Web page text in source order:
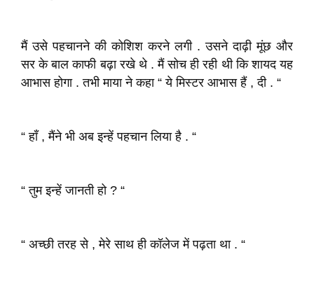
मैं उसे पहचानने की कोशिश करने लगी . उसने दाढ़ी मूंछ और
सर के बाल काफी बढ़ा रखे थे . मैं सोच ही रही थी कि शायद यह
आभास होगा . तभी माया ने कहा “ ये मिस्टर आभास हैं , दी . “
“ हाँ , मैंने भी अब इन्हें पहचान लिया है . “
“ तुम इन्हें जानती हो ? “
“ अच्छी तरह से , मेरे साथ ही कॉलेज में पढ़ता था . “